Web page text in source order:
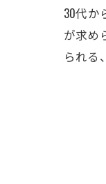
30代か
が求め
られる